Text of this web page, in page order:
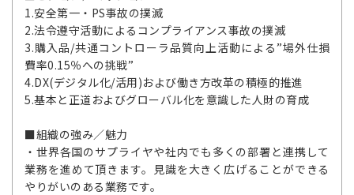
1.安全第一・PS事故の撲滅
2.法令遵守活動によるコンプライアンス事故の撲滅
3.購入品/共通コントローラ品質向上活動による”場外仕損
費率0.15％への挑戦”
4.DX(デジタル化/活用)および働き方改革の積極的推進
5.基本と正道およびグローバル化を意識した人財の育成
■組織の強み／魅力
・世界各国のサプライヤや社内でも多くの部署と連携して
業務を進めて頂きます。見識を大きく広げることができる
やりがいのある業務です。